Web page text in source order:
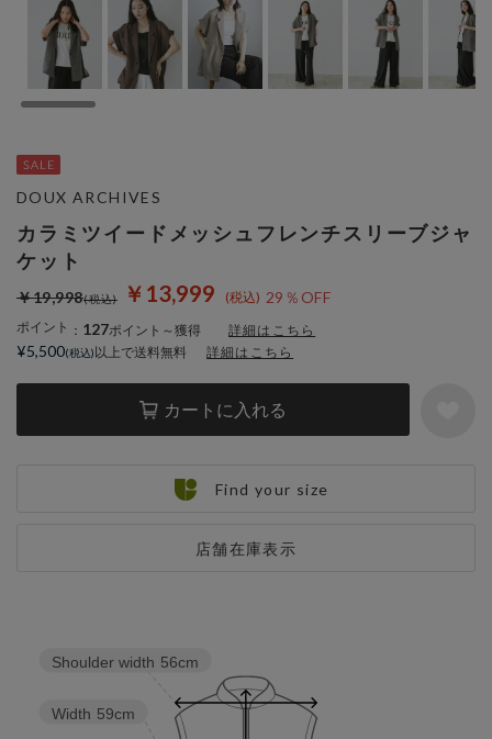
カラミツイードメッシュフレンチスリーブジャ
ケット
￥13,999 29％OFF
￥19,998
ポイント ： 127ポイント～獲得 詳細はこちら
カートに入れる
店舗在庫表示
DOUX ARCHIVES
¥5,500 以上で送料無料 詳細はこちら
Find your size
Width 59cm
Shoulder width 56cm